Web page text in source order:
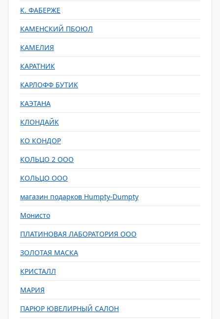
К. ФАБЕРЖЕ
КАМЕНСКИЙ ПБОЮЛ
КАМЕЛИЯ
КАРАТНИК
КАРЛОФФ БУТИК
КАЭТАНА
КЛОНДАЙК
КО КОНДОР
КОЛЬЦО 2 ООО
КОЛЬЦО ООО
магазин подарков Humpty-Dumpty
Монисто
ПЛАТИНОВАЯ ЛАБОРАТОРИЯ ООО
ЗОЛОТАЯ МАСКА
КРИСТАЛЛ
МАРИЯ
ПАРЮР ЮВЕЛИРНЫЙ САЛОН